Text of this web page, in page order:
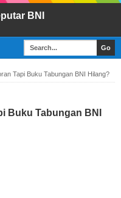
BNI
Tapi Buku Tabungan BNI Hilang?
Buku Tabungan BNI